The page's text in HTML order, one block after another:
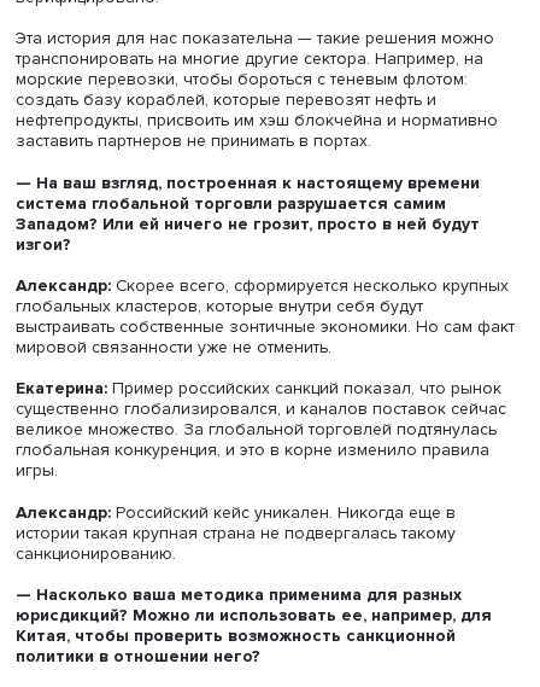
Екатерина:
попытку обеспечить энергетическую независимость, то
понимать, что эта история у Евросоюза существует уже
десятилетия. В том или ином виде она
середины 70-х годов, просто сейчас она вышла на
яркий этап, в других масштабах и с другими задачами.
Соответственно, нет оснований утверждать, что она
через пять-десять лет, потому что для Европы это
полувекового нарратива об энергетической
— Каков ваш прогноз относительно следующих
Александр:Вторичные санкции — это надолго, и пока
еще не полномасштабны. Мы видим три сценария
секторальные санкции, третий — цифровая
поднадзорность.
Екатерина: Основная задача и основной элемент
по отношению к санкционной повестке — это создание
многосторонних механизмов взаимодействия с любым
набором стран. Но поскольку точечные укусы идут в
нон-стоп, они влияют на готовность третьих стран
лавинообразно нарасти и перерасти в масштабные
секторальные санкции — это американский подход.